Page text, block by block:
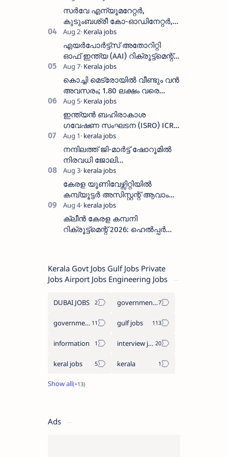
ഒഴിവുകൾ
സർവേ എന്യൂമറേറ്റർ,
കുടുംബശ്രീ കോ-ഓഡിനേറ്റർ,
ആശ വർക്കർ ഒഴിവുകളിൽ
അപേക്ഷിക്കാം
എയർപോർട്ട്സ് അതോറിറ്റി
ഓഫ് ഇന്ത്യ (AAI) റിക്രൂട്ട്മെന്റ്
2026: 800+ ഒഴിവുകൾ,
അപേക്ഷിക്കാനുള്ള അവസാന
തീയതി സെപ്റ്റംബർ 7
കൊച്ചി മെട്രോയിൽ വീണ്ടും വൻ
അവസരം; 1.80 ലക്ഷം വരെ
ശമ്പളം വാങ്ങാം, യോഗ്യത
അറിയാം
ഇന്ത്യൻ ബഹിരാകാശ
ഗവേഷണ സംഘടന (ISRO) ICRB
യിൽ ജോലി അവസരം :ശമ്പളം
25, 500 രൂപ മുതൽ
നന്ദിലത്ത് ജി-മാർട്ട് ഷോറൂമിൽ
നിരവധി ജോലി
ഒഴിവുകൾ|Nandilath G-Mart
Showroom vacancies 2026
കേരള യൂണിവേഴ്സിറ്റിയിൽ
കമ്പ്യൂട്ടർ അസിസ്റ്റന്റ് ആവാം
:അവസാന തീയതി: ഓഗസ്റ്റ് 5 ന്
ക്ലീൻ കേരള കമ്പനി
റിക്രൂട്ട്മെന്റ് 2026: ഹെൽപ്പർ
Kerala Govt Jobs Gulf Jobs Private
Jobs Airport Jobs Engineering Jobs
DUBAI JOBS government information
government jobs gulf jobs
information interview jobs
keral jobs kerala
Ads